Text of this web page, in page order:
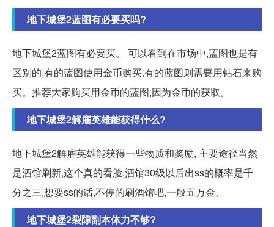
地下城堡2蓝图有必要买吗?
地下城堡2蓝图有必要买。 可以看到在市场中,蓝图也是有
区别的,有的蓝图使用金币购买,有的蓝图则需要用钻石来购
买。推荐大家购买用金币的蓝图,因为金币的获取。
地下城堡2解雇英雄能获得什么?
地下城堡2解雇英雄能获得一些物质和奖励, 主要途径当然
是酒馆刷新,这个真的看脸,酒馆30级以后出ss的概率是千
分之三,想要ss的话,不停的刷酒馆吧,一般五万金。
地下城堡2裂隙副本体力不够?